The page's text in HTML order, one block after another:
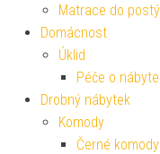
Matrace do
Domácnost
Úklid
Péče o
Drobný nábytek
Komody
Černé komody